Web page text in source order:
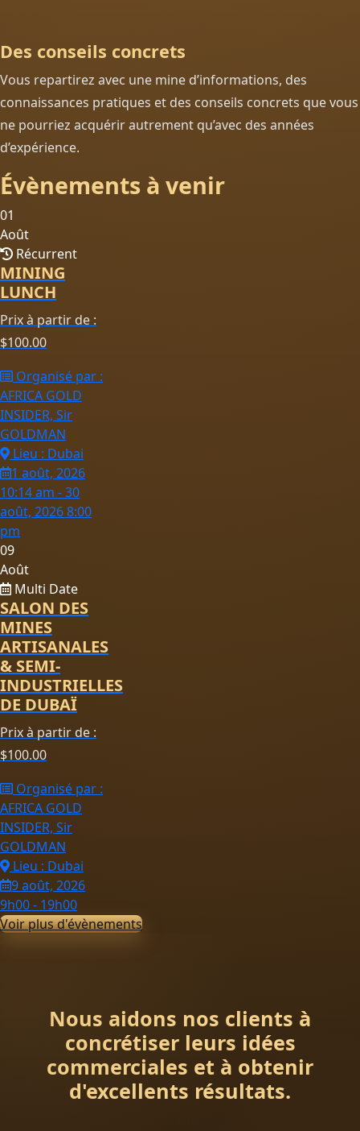
Des conseils concrets
Vous repartirez avec une mine d’informations, des
connaissances pratiques et des conseils concrets que vous
ne pourriez acquérir autrement qu’avec des années
d’expérience.
Évènements à venir
01
Août
Récurrent
MINING
LUNCH
Prix à partir de :
$100.00
Organisé par :
AFRICA GOLD
INSIDER, Sir
GOLDMAN
Lieu : Dubai
1 août, 2026
10:14 am - 30
août, 2026 8:00
pm
09
Août
Multi Date
SALON DES
MINES
ARTISANALES
& SEMI-
INDUSTRIELLES
DE DUBAÏ
Prix à partir de :
$100.00
Organisé par :
AFRICA GOLD
INSIDER, Sir
GOLDMAN
Lieu : Dubai
9 août, 2026
9h00 - 19h00
Voir plus d'évènements
Nous aidons nos clients à
concrétiser leurs idées
commerciales et à obtenir
d'excellents résultats.